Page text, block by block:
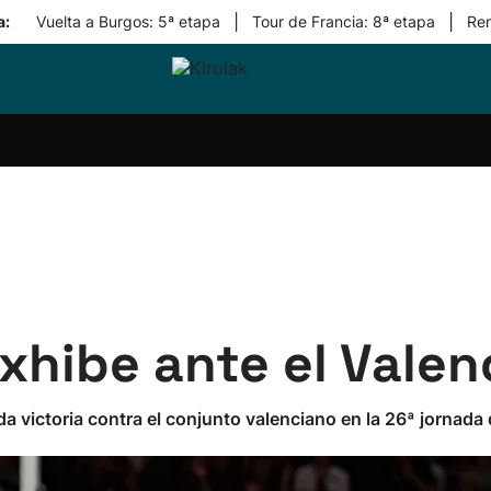
Vuelta a Burgos: 5ª etapa Tour de Francia: 8ª etapa
Equipos
ante el
victoria contra el conjunto valenciano en la 26ª jornada